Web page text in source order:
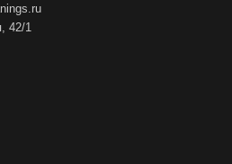
42/1